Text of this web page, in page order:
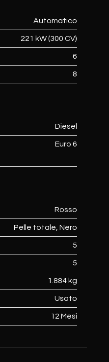
Automatico
221 kW (300 CV)
6
8
Diesel
Euro 6
Rosso
Pelle totale, Nero
5
5
1.884 kg
Usato
12 Mesi